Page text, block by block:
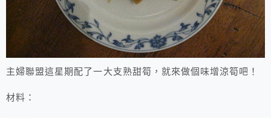
主婦聯盟這星期配了一大支熟甜筍，就來做個味增涼筍吧！
材料：